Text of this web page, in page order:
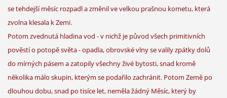
se tehdejší měsíc rozpadl a změnil ve velkou prašnou kometu, která
zvolna klesala k Zemi.
Potom zvednutá hladina vod - v nichž je původ všech primitivních
pověstí o potopě světa - opadla, obrovské vlny se valily zpátky dolů
do mírných pásem a zatopily všechny živé bytosti, snad kromě
několika málo skupin, kterým se podařilo zachránit. Potom Země po
dlouhou dobu, snad po tisíce let, neměla žádný Měsíc, který by